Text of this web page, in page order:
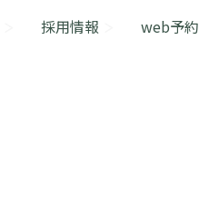
採用情報 web予約